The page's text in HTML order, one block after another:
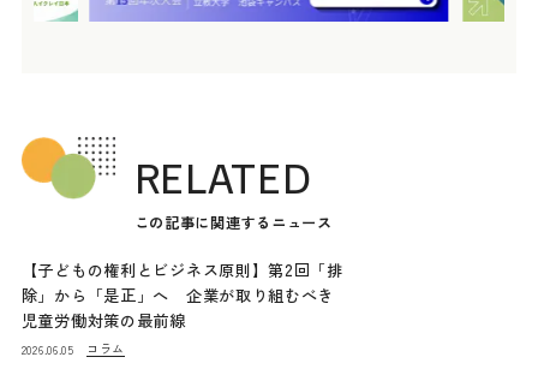
RELATED
この記事に関連するニュース
【子どもの権利とビジネス原則】第2回「排
除」から「是正」へ 企業が取り組むべき
児童労働対策の最前線
2026.06.05 コラム